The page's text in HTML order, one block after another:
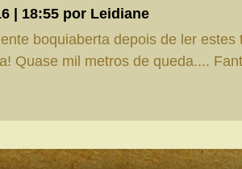
| 18:55 por Leidiane
boquiaberta depois de ler estes
Quase mil metros de queda....